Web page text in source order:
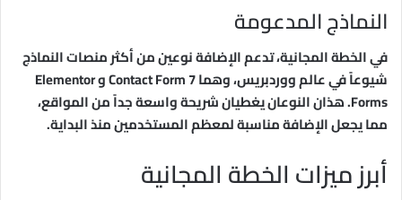
النماذج المدعومة
في الخطة المجانية، تدعم الإضافة نوعين من أكثر منصات النماذج
شيوعاً في عالم ووردبريس، وهما Contact Form 7 و Elementor
Forms. هذان النوعان يغطيان شريحة واسعة جداً من المواقع،
مما يجعل الإضافة مناسبة لمعظم المستخدمين منذ البداية.
أبرز ميزات الخطة المجانية